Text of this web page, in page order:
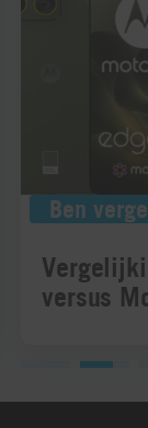
Ben
versus